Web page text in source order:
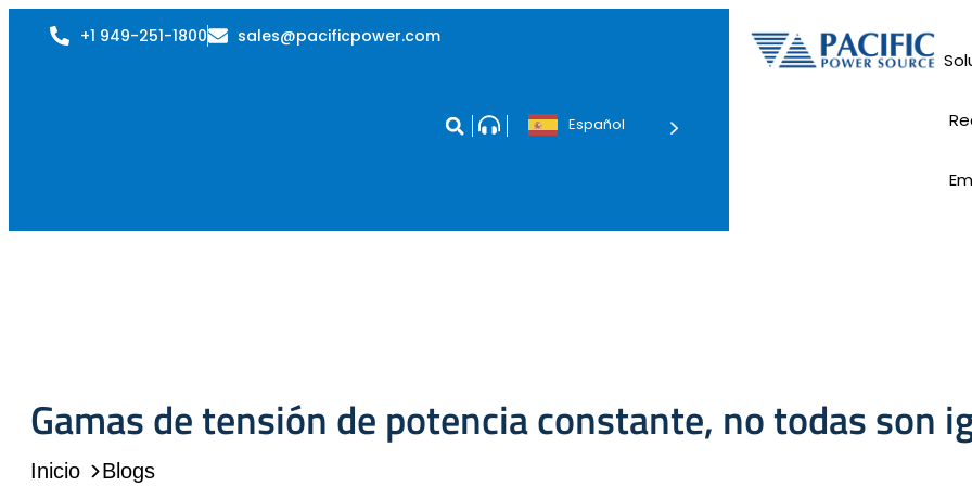
+1 949-251-1800 sales@pacificpower.com
Español
Gamas de tensión de potencia constante, no todas son
Inicio Blogs